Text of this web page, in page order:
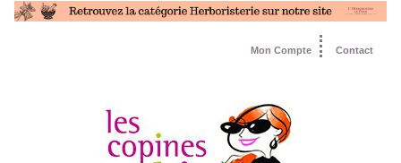
Contact
Mon Compte